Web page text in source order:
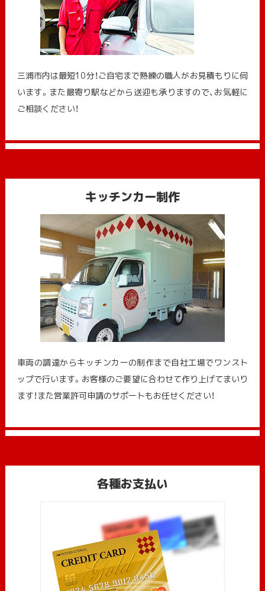
三浦市内は最短10分！ご自宅まで熟練の職人がお見積もりに伺
います。また最寄り駅などから送迎も承りますので、お気軽に
ご相談ください！
キッチンカー制作
車両の調達からキッチンカーの制作まで自社工場でワンスト
ップで行います。お客様のご要望に合わせて作り上げてまいり
ます！また営業許可申請のサポートもお任せください！
各種お支払い